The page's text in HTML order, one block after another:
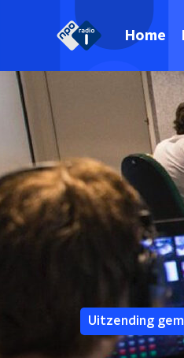
Home
Uitzending